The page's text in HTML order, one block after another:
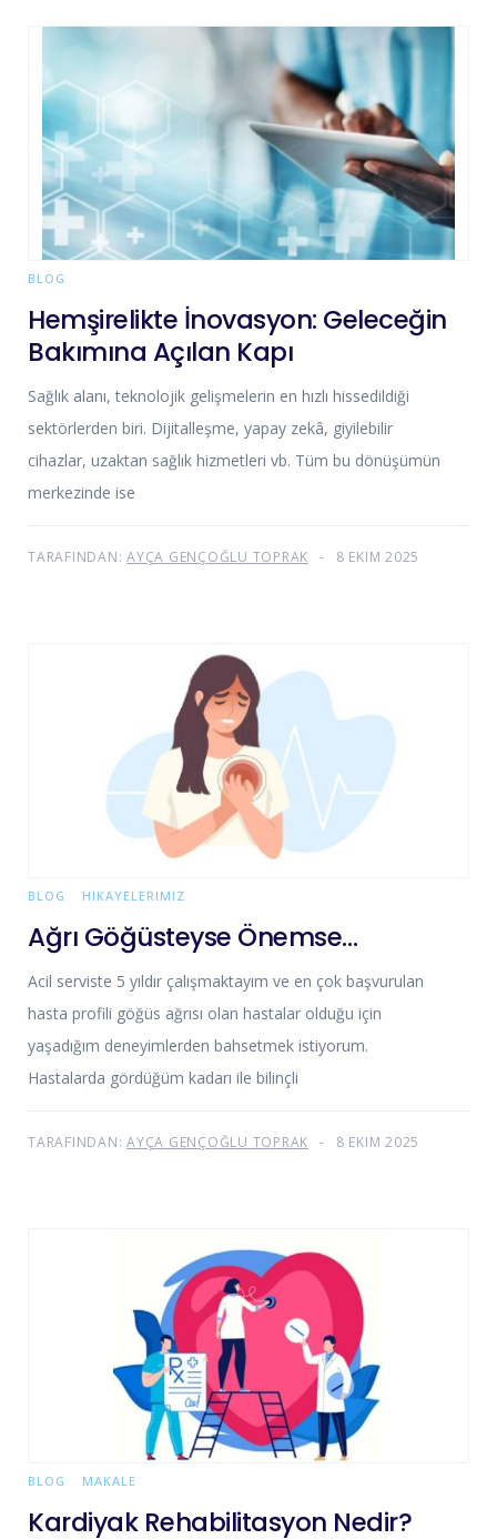
BLOG
Hemşirelikte İnovasyon: Geleceğin
Bakımına Açılan Kapı
Sağlık alanı, teknolojik gelişmelerin en hızlı hissedildiği
sektörlerden biri. Dijitalleşme, yapay zekâ, giyilebilir
cihazlar, uzaktan sağlık hizmetleri vb. Tüm bu dönüşümün
merkezinde ise
TARAFINDAN: AYÇA GENÇOĞLU TOPRAK 8 EKIM 2025
BLOG HIKAYELERIMIZ
Ağrı Göğüsteyse Önemse…
Acil serviste 5 yıldır çalışmaktayım ve en çok başvurulan
hasta profili göğüs ağrısı olan hastalar olduğu için
yaşadığım deneyimlerden bahsetmek istiyorum.
Hastalarda gördüğüm kadarı ile bilinçli
TARAFINDAN: AYÇA GENÇOĞLU TOPRAK 8 EKIM 2025
BLOG MAKALE
Kardiyak Rehabilitasyon Nedir?